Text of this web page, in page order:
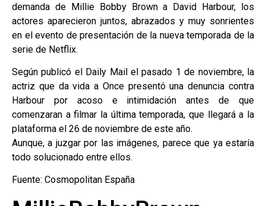
demanda de Millie Bobby Brown a David Harbour, los
actores aparecieron juntos, abrazados y muy sonrientes
en el evento de presentación de la nueva temporada de la
serie de Netflix.
Según publicó el Daily Mail el pasado 1 de noviembre, la
actriz que da vida a Once presentó una denuncia contra
Harbour por acoso e intimidación antes de que
comenzaran a filmar la última temporada, que llegará a la
plataforma el 26 de noviembre de este año.
Aunque, a juzgar por las imágenes, parece que ya estaría
todo solucionado entre ellos.
Fuente: Cosmopolitan España